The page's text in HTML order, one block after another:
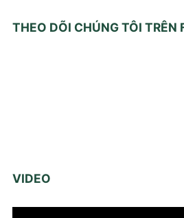
THEO DÕI CHÚNG TÔI TRÊN
VIDEO